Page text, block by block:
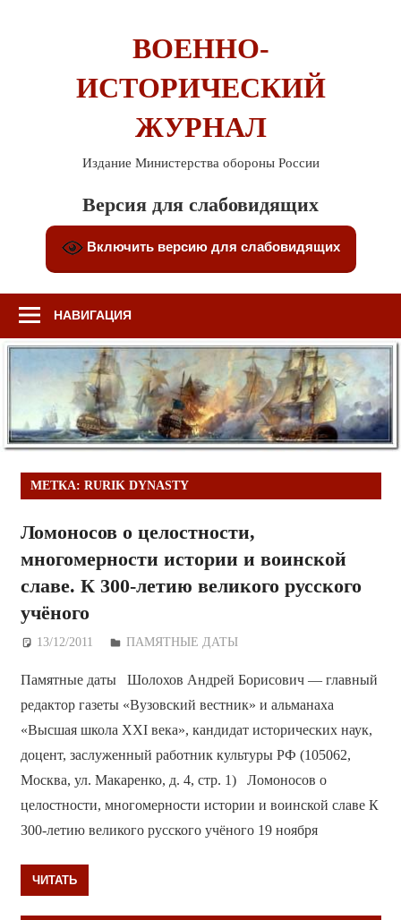
ВОЕННО-
ИСТОРИЧЕСКИЙ
ЖУРНАЛ
Издание Министерства обороны России
Версия для слабовидящих
Включить версию для слабовидящих
НАВИГАЦИЯ
МЕТКА: RURIK DYNASTY
Ломоносов о целостности,
многомерности истории и воинской
славе. К 300-летию великого русского
учёного
13/12/2011 Дежурный по Редакции
ПАМЯТНЫЕ ДАТЫ
Памятные даты Шолохов Андрей Борисович — главный
редактор газеты «Вузовский вестник» и альманаха
«Высшая школа XXI века», кандидат исторических наук,
доцент, заслуженный работник культуры РФ (105062,
Москва, ул. Макаренко, д. 4, стр. 1) Ломоносов о
целостности, многомерности истории и воинской славе К
300-летию великого русского учёного 19 ноября
ЧИТАТЬ